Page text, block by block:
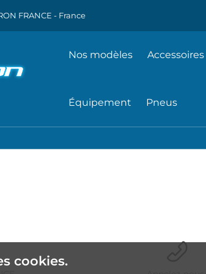
cookies.
FRANCE - France
Nos modèles Accessoires
Équipement Pneus